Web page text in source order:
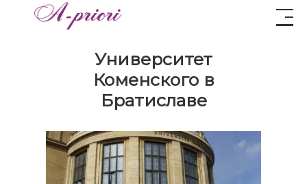
Университет
Коменского в
Братиславе